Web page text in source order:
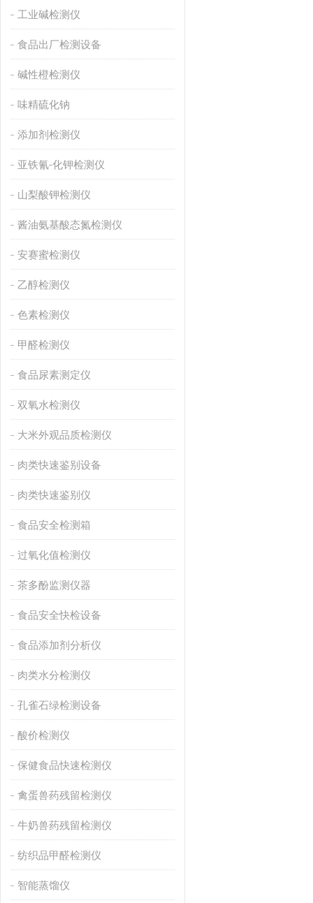
工业碱检测仪
食品出厂检测设备
碱性橙检测仪
味精硫化钠
添加剂检测仪
亚铁氰-化钾检测仪
山梨酸钾检测仪
酱油氨基酸态氮检测仪
安赛蜜检测仪
乙醇检测仪
色素检测仪
甲醛检测仪
食品尿素测定仪
双氧水检测仪
大米外观品质检测仪
肉类快速鉴别设备
肉类快速鉴别仪
食品安全检测箱
过氧化值检测仪
茶多酚监测仪器
食品安全快检设备
食品添加剂分析仪
肉类水分检测仪
孔雀石绿检测设备
酸价检测仪
保健食品快速检测仪
禽蛋兽药残留检测仪
牛奶兽药残留检测仪
纺织品甲醛检测仪
智能蒸馏仪